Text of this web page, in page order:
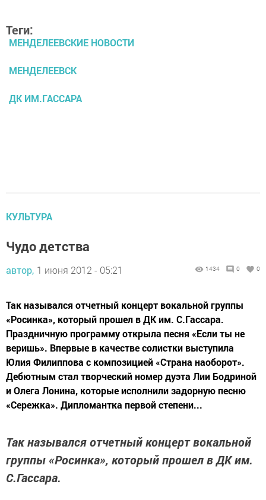
Теги:
МЕНДЕЛЕЕВСКИЕ НОВОСТИ
МЕНДЕЛЕЕВСК
ДК ИМ.ГАССАРА
КУЛЬТУРА
Чудо детства
автор, 1 июня 2012 - 05:21 1434 0 0
Так назывался отчетный концерт вокальной группы
«Росинка», который прошел в ДК им. С.Гассара.
Праздничную программу открыла песня «Если ты не
веришь». Впервые в качестве солистки выступила
Юлия Филиппова с композицией «Страна наоборот».
Дебютным стал творческий номер дуэта Лии Бодриной
и Олега Лонина, которые исполнили задорную песню
«Сережка». Дипломантка первой степени...
Так назывался отчетный концерт вокальной
группы «Росинка», который прошел в ДК им.
С.Гассара.